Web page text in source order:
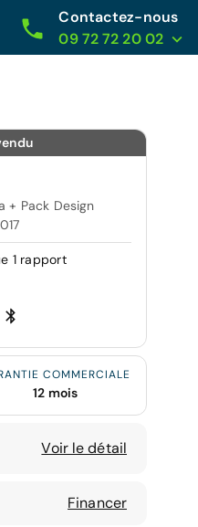
Contactez-nous
09 72 72 20 02
+ Pack Design
1 rapport
COMMERCIALE
12 mois
Voir le détail
Financer